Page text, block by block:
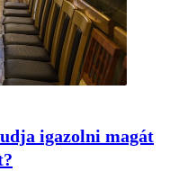
igazolni magát